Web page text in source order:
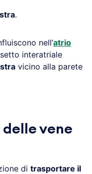
.
nell’atrio
interatriale
vicino alla parete
vene
di trasportare il